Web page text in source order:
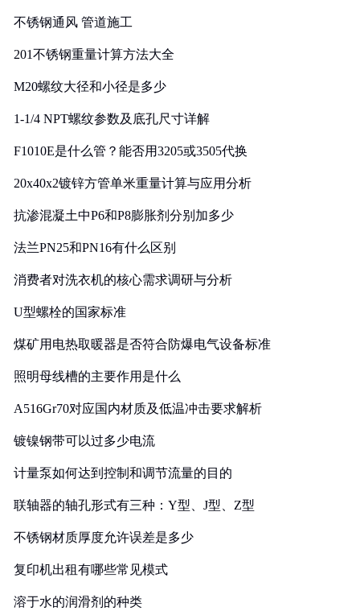
不锈钢通风 管道施工
201不锈钢重量计算方法大全
M20螺纹大径和小径是多少
1-1/4 NPT螺纹参数及底孔尺寸详解
F1010E是什么管？能否用3205或3505代换
20x40x2镀锌方管单米重量计算与应用分析
抗渗混凝土中P6和P8膨胀剂分别加多少
法兰PN25和PN16有什么区别
消费者对洗衣机的核心需求调研与分析
U型螺栓的国家标准
煤矿用电热取暖器是否符合防爆电气设备标准
照明母线槽的主要作用是什么
A516Gr70对应国内材质及低温冲击要求解析
镀镍钢带可以过多少电流
计量泵如何达到控制和调节流量的目的
联轴器的轴孔形式有三种：Y型、J型、Z型
不锈钢材质厚度允许误差是多少
复印机出租有哪些常见模式
溶于水的润滑剂的种类